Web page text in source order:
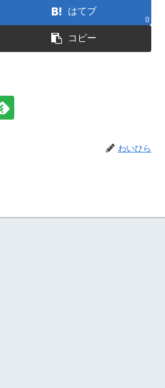
はてブ
0
コピー
わいひら